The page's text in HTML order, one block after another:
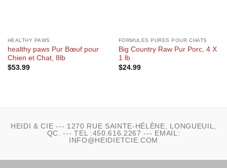
HEALTHY PAWS
healthy paws Pur Bœuf pour
Chien et Chat, 8lb
$53.99
FORMULES PURES POUR CHATS
Big Country Raw Pur Porc, 4 X
1 lb
$24.99
HEIDI & CIE --- 1270 RUE SAINTE-HÉLÈNE, LONGUEUIL,
QC. --- TEL :450.616.2267 --- EMAIL:
INFO@HEIDIETCIE.COM